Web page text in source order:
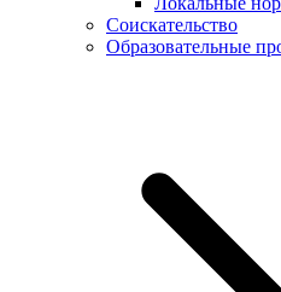
Соискательство
Образовательные